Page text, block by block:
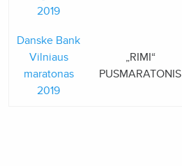
2019
Danske Bank
Vilniaus
maratonas
2019
„RIMI“
PUSMARATONIS